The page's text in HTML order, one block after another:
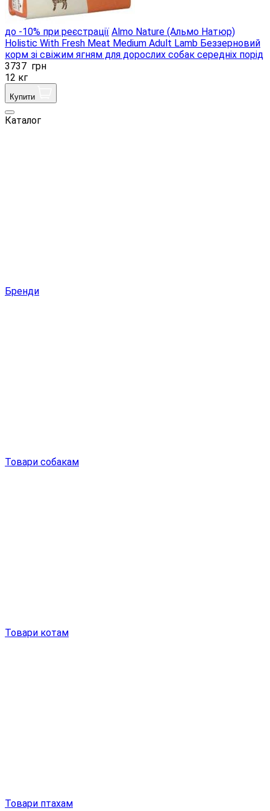
до -10% при реєстрації Almo Nature (Альмо Натюр)
Holistic With Fresh Meat Medium Adult Lamb Беззерновий
корм зі свіжим ягням для дорослих собак середніх порід
3737 грн
12 кг
Купити
Каталог
Бренди
Товари собакам
Товари котам
Товари птахам